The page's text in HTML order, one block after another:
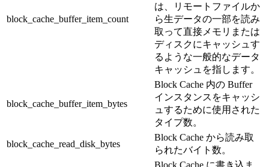
block_cache_buffer_item_count
は、リモートファイルか
ら生データの一部を読み
取って直接メモリまたは
ディスクにキャッシュす
るような一般的なデータ
キャッシュを指します。
block_cache_buffer_item_bytes
Block Cache 内の Buffer
インスタンスをキャッシ
ュするために使用された
タイプ数。
block_cache_read_disk_bytes
Block Cache から読み取
られたバイト数。
Block Cache に書き込ま